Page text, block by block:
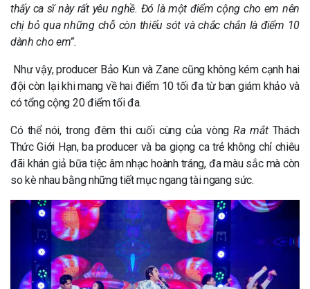
thấy ca sĩ này rất yêu nghề. Đó là một điểm cộng cho em nên
chị bỏ qua những chỗ còn thiếu sót và chắc chắn là điểm 10
dành cho em”.
Như vậy, producer Bảo Kun và Zane cũng không kém cạnh hai
đội còn lại khi mang về hai điểm 10 tối đa từ ban giám khảo và
có tổng cộng 20 điểm tối đa.
Có thể nói, trong đêm thi cuối cùng của vòngRa mắt Thách
Thức Giới Hạn, ba producer và ba giọng ca trẻ không chỉ chiêu
đãi khán giả bữa tiệc âm nhạc hoành tráng, đa màu sắc mà còn
so kè nhau bằng những tiết mục ngang tài ngang sức.